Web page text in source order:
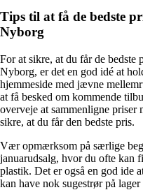
Tips til at få de bedste
Nyborg
For at sikre, at du får de bedste
Nyborg, er det en god idé at
hjemmeside med jævne
at få besked om kommende
overveje at sammenligne
sikre, at du får den bedste pris.
Vær opmærksom på særlige
januarudsalg, hvor du ofte kan
plastik. Det er også en god ide
kan have nok sugestrør på